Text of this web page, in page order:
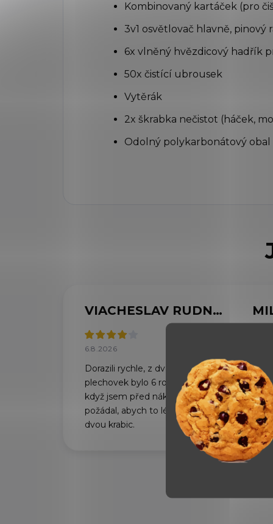
Kombinovaný kartáček (pro
3v1 osvětlovač hlavně,
6x vlněný hvězdicový hadřík
50x čistící ubrousek
Vytěrák
2x škrabka nečistot (háček,
Odolný polykarbonátový obal
VIACHESLAV RUDNYTSKYI
6.8.2026
Dorazili rychle, z dvaceti
plechovek bylo 6 rozbitých. I
když jsem před nákupem
požádal, abych to lépe zabalil do
dvou krabic.
Vše